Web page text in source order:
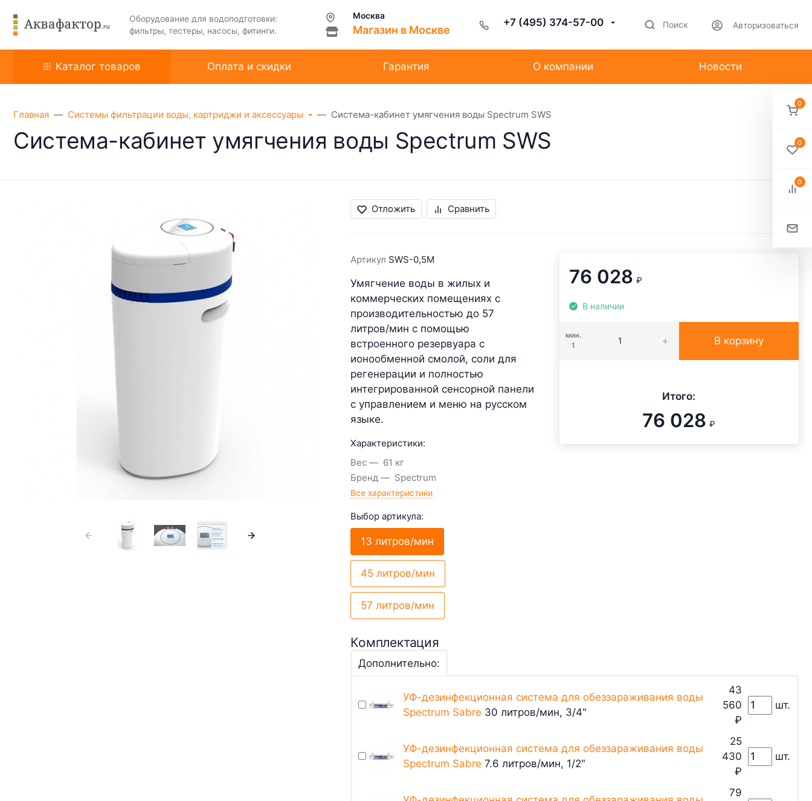
Оборудование для водоподготовки:
фильтры, тестеры, насосы, фитинги.
Москва
Магазин в Москве
+7 (495) 374-57-00 Поиск Авторизоваться
Каталог товаров Оплата и скидки Гарантия О компании Новости
Главная Системы фильтрации воды, картриджи и аксессуары Система-кабинет умягчения воды Spectrum SWS
Система-кабинет умягчения воды Spectrum SWS
Отложить Сравнить
Артикул SWS-0,5M
Умягчение воды в жилых и
коммерческих помещениях с
производительностью до 57
литров/мин с помощью
встроенного резервуара с
ионообменной смолой, соли для
регенерации и полностью
интегрированной сенсорной панели
с управлением и меню на русском
языке.
Характеристики:
Вес
61 кг
Бренд
Spectrum
Все характеристики
Выбор артикула:
13 литров/мин
45 литров/мин
57 литров/мин
76 028 ₽
В наличии
мин.
1
В корзину
Итого:
76 028 ₽
Комплектация
Дополнительно:
УФ-дезинфекционная система для обеззараживания воды
Spectrum Sabre 30 литров/мин, 3/4"
43
560
₽
шт.
УФ-дезинфекционная система для обеззараживания воды
Spectrum Sabre 7.6 литров/мин, 1/2"
25
430
₽
шт.
79
0
0
0